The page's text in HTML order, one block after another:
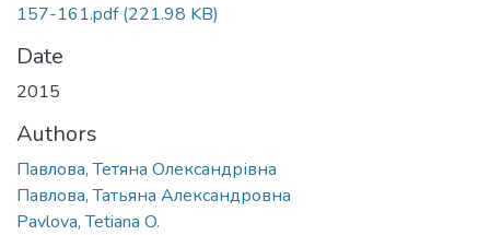
157-161.pdf(221.98 KB)
Date
2015
Authors
Павлова, Тетяна Олександрівна
Павлова, Татьяна Александровна
Pavlova, Tetiana O.